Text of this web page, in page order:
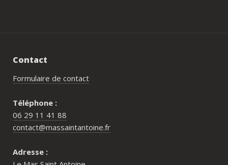
Contact
Formulaire de contact
Téléphone :
06 29 11 41 88
contact@massaintantoine.fr
Adresse :